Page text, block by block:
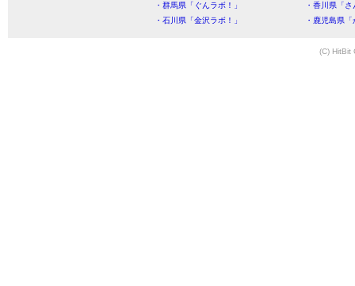
・群馬県「ぐんラボ！」
・香川県「
・石川県「金沢ラボ！」
・鹿児島県
(C) HitBit